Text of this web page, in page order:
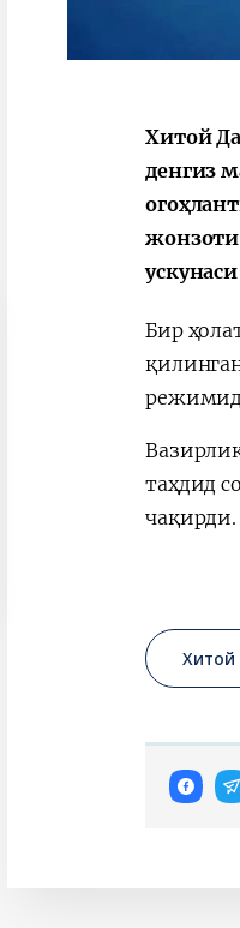
Хитой
денгиз
Бир
таҳдид
чақирди.
Хитой